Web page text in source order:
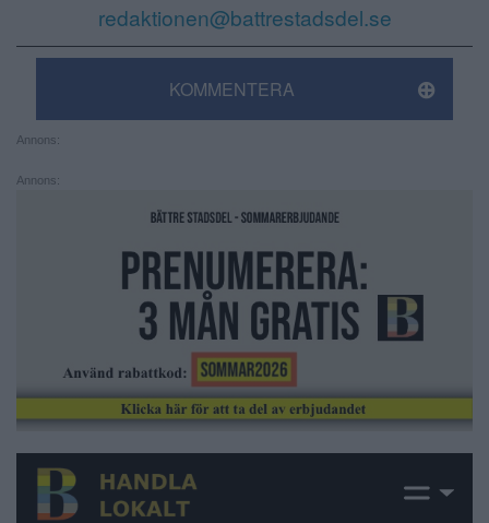
redaktionen@battrestadsdel.se
KOMMENTERA
Annons:
Annons: